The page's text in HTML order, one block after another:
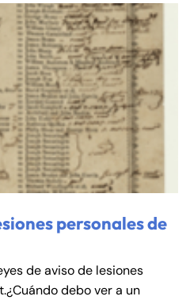
personales de
de aviso de lesiones
debo ver a un